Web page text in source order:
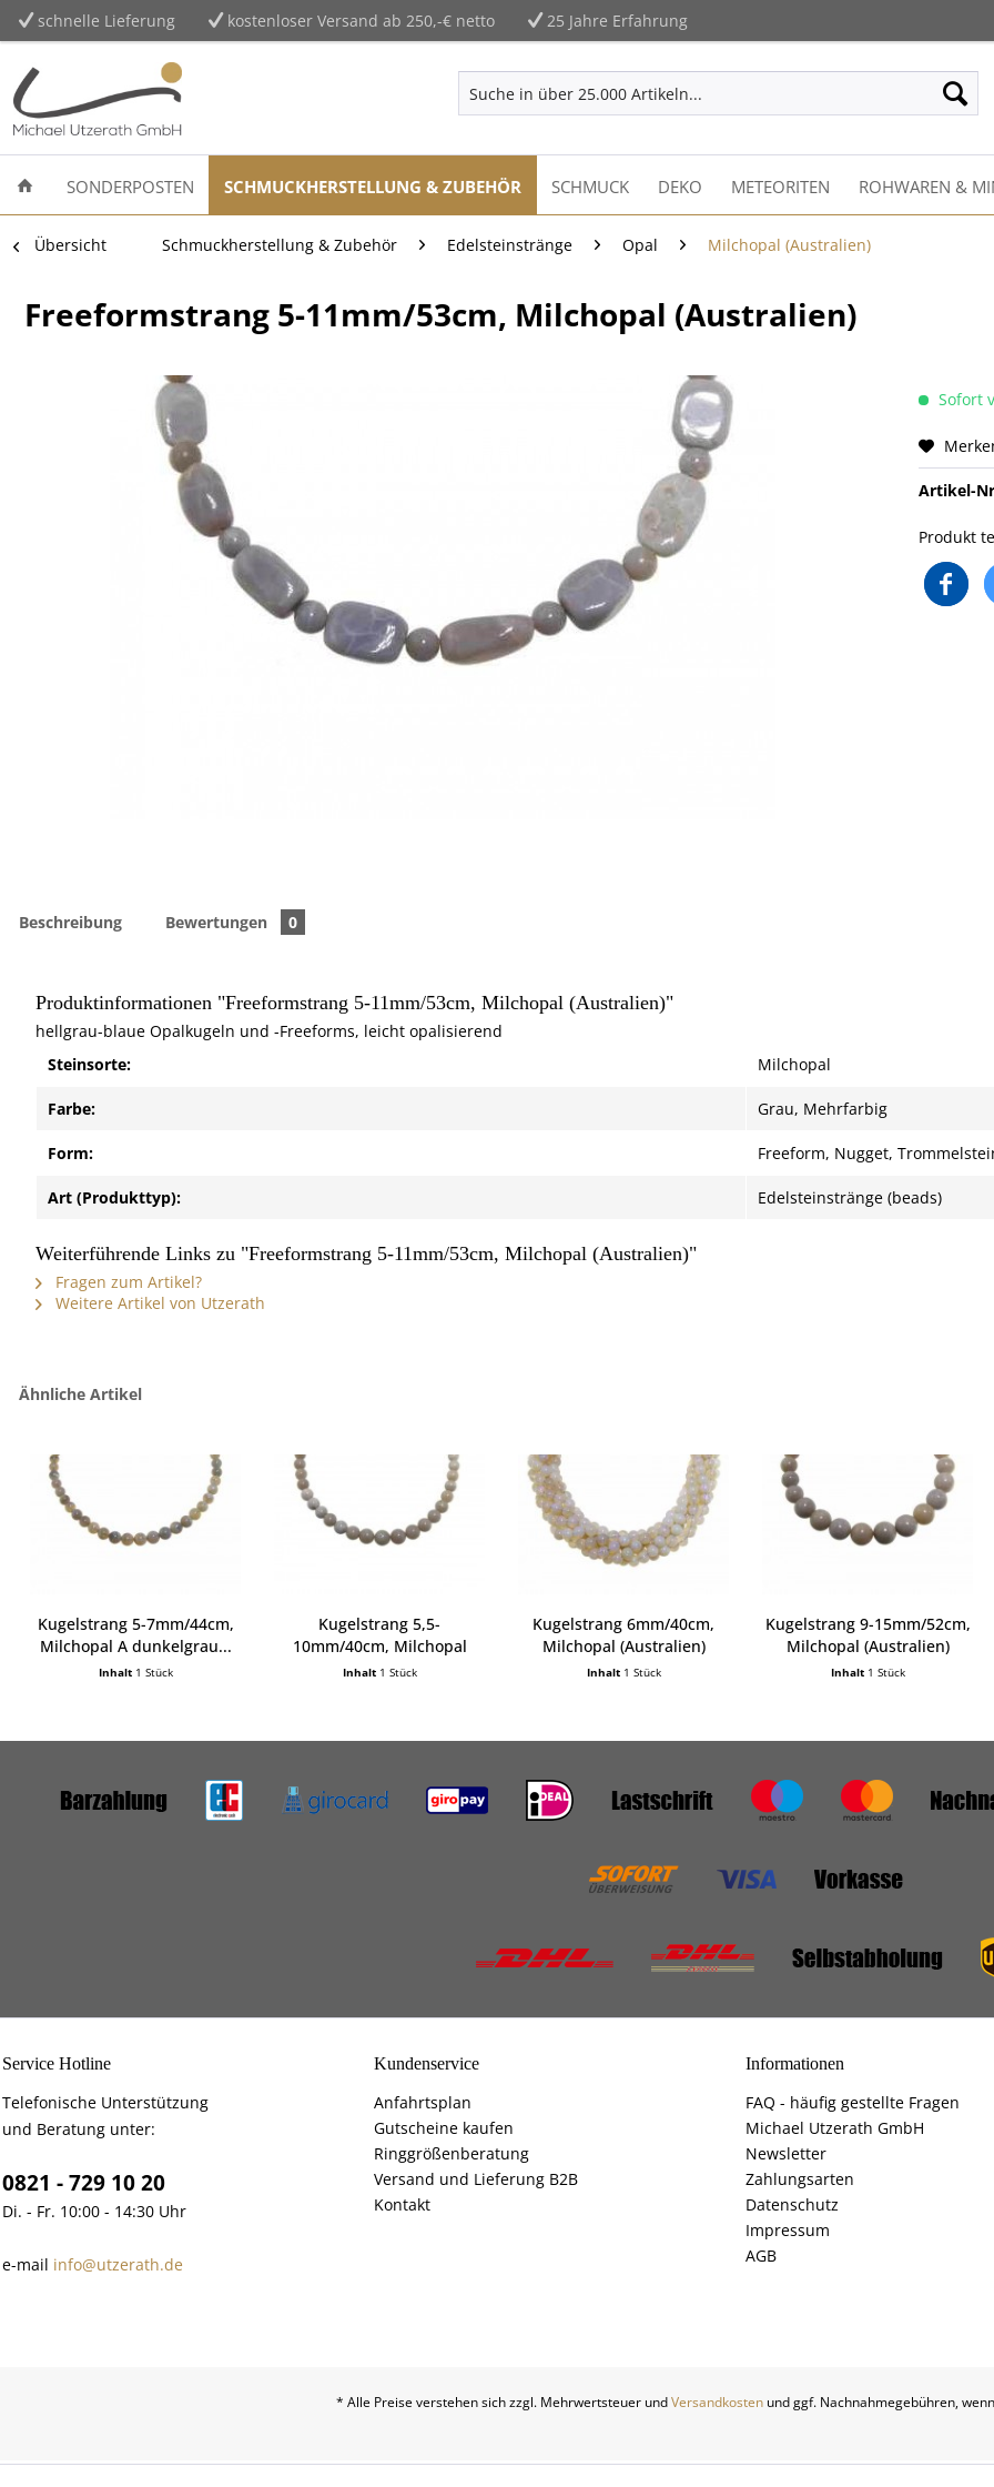
schnelle Lieferung kostenloser Versand ab 250,-€ netto 25 Jahre Erfahrung
SONDERPOSTEN SCHMUCKHERSTELLUNG & ZUBEHÖR SCHMUCK DEKO METEORITEN ROHWAREN &
Übersicht Schmuckherstellung & Zubehör Edelsteinstränge Opal Milchopal (Australien)
Freeformstrang 5-11mm/53cm, Milchopal (Australien)
Sofort
Artikel-
Produkt
Beschreibung Bewertungen 0
Produktinformationen "Freeformstrang 5-11mm/53cm, Milchopal (Australien)"
hellgrau-blaue Opalkugeln und -Freeforms, leicht opalisierend
Steinsorte:
Milchopal
Farbe: Grau, Mehrfarbig
Form: Freeform, Nugget,
Art (Produkttyp): Edelsteinstränge (beads)
Weiterführende Links zu "Freeformstrang 5-11mm/53cm, Milchopal (Australien)"
Fragen zum Artikel?
Weitere Artikel von Utzerath
Ähnliche Artikel
Kugelstrang 5-7mm/44cm,
Milchopal A dunkelgrau...
Inhalt 1 Stück
Kugelstrang 5,5-
10mm/40cm, Milchopal
(Australien)
Inhalt 1 Stück
Kugelstrang 6mm/40cm,
Milchopal (Australien)
Inhalt 1 Stück
Kugelstrang 9-15mm/52cm,
Milchopal (Australien)
Inhalt 1 Stück
Service Hotline
Telefonische Unterstützung
und Beratung unter:
0821 - 729 10 20
Di. - Fr. 10:00 - 14:30 Uhr
e-mail info@utzerath.de
Kundenservice
Anfahrtsplan
Gutscheine kaufen
Ringgrößenberatung
Versand und Lieferung B2B
Kontakt
Informationen
FAQ - häufig gestellte Fragen
Michael Utzerath GmbH
Newsletter
Zahlungsarten
Datenschutz
Impressum
AGB
* Alle Preise verstehen sich zzgl. Mehrwertsteuer undVersandkosten und ggf. Nachnahmegebühren,